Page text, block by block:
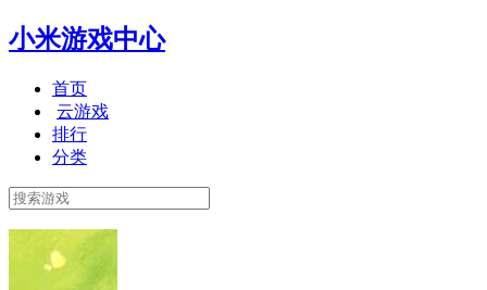
小米游戏中心
首页
云游戏
排行
分类